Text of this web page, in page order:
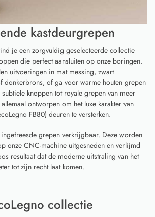
kastdeurgrepen
je een zorgvuldig geselecteerde collectie
die perfect aansluiten op onze boringen.
uitvoeringen in mat messing, zwart
donkerbrons, of ga voor warme houten grepen
knoppen tot royale grepen van meer
ontworpen om het luxe karakter van
FB80) deuren te versterken.
grepen verkrijgbaar. Deze worden
onze CNC-machine uitgesneden en verlijmd
resultaat dat de moderne uitstraling van het
tot zijn recht laat komen.
collectie